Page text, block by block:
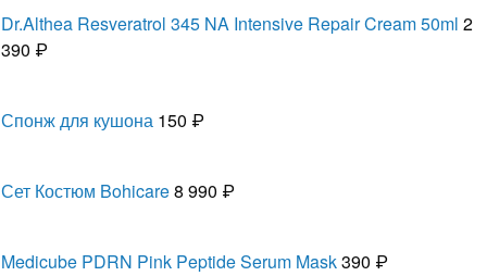
Dr.Althea Resveratrol 345 NA Intensive Repair Cream 50ml 2
390 ₽
Спонж для кушона 150 ₽
Сет Костюм Bohicare8 990 ₽
Medicube PDRN Pink Peptide Serum Mask390 ₽